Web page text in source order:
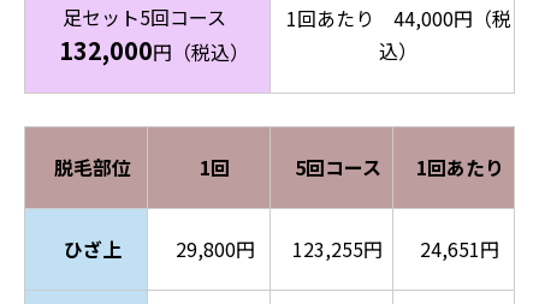
足セット5回コース
132,000円（税込）
1回あたり 44,000円（税
込）
脱毛部位 1回 5回コース 1回あたり
ひざ上 29,800円 123,255円 24,651円